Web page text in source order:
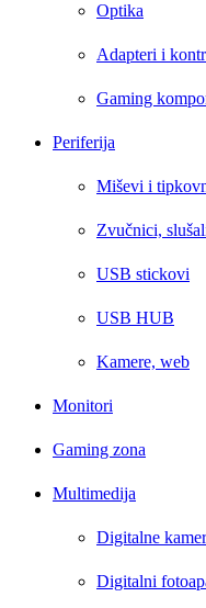
Optika
Adapteri i
Gaming
Periferija
Miševi i
Zvučnici,
USB stickovi
USB HUB
Kamere, web
Monitori
Gaming zona
Multimedija
Digitalne
Digitalni